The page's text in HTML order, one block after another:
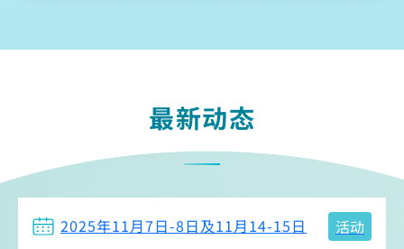
最新动态
2025年11月7日-8日及11月14-15日 活动